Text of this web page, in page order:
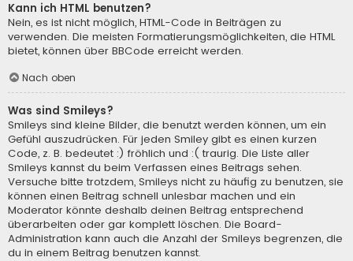
Kann ich HTML benutzen?
Nein, es ist nicht möglich, HTML-Code in Beiträgen zu
verwenden. Die meisten Formatierungsmöglichkeiten, die HTML
bietet, können über BBCode erreicht werden.
Nach oben
Was sind Smileys?
Smileys sind kleine Bilder, die benutzt werden können, um ein
Gefühl auszudrücken. Für jeden Smiley gibt es einen kurzen
Code, z. B. bedeutet :) fröhlich und :( traurig. Die Liste aller
Smileys kannst du beim Verfassen eines Beitrags sehen.
Versuche bitte trotzdem, Smileys nicht zu häufig zu benutzen, sie
können einen Beitrag schnell unlesbar machen und ein
Moderator könnte deshalb deinen Beitrag entsprechend
überarbeiten oder gar komplett löschen. Die Board-
Administration kann auch die Anzahl der Smileys begrenzen, die
du in einem Beitrag benutzen kannst.